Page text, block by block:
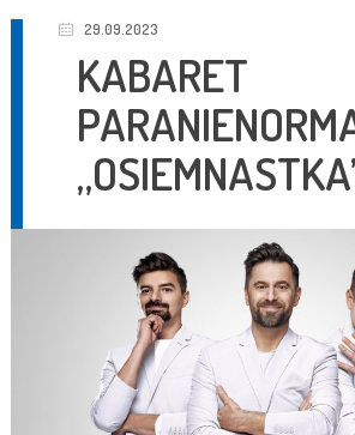
29.09.2023
KABARET